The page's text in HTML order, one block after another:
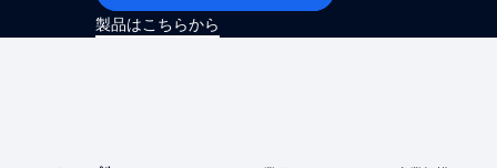
製品はこちらから